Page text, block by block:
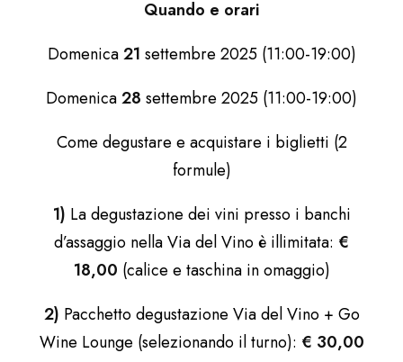
Quando e orari
Domenica 21 settembre 2025 (11:00-19:00)
Domenica28 settembre 2025 (11:00-19:00)
Come degustare e acquistare i biglietti (2
formule)
1) La degustazione dei vini presso i banchi
d’assaggio nella Via del Vino è illimitata: €
18,00 (calice e taschina in omaggio)
2) Pacchetto degustazione Via del Vino + Go
Wine Lounge (selezionando il turno): € 30,00